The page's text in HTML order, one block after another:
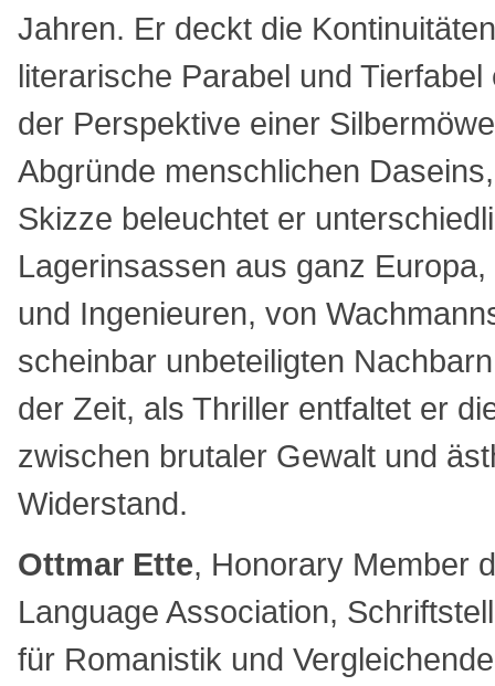
Jahren. Er deckt die
literarische Parabel und
der Perspektive einer
Abgründe menschlichen
Skizze beleuchtet er
Lagerinsassen aus ganz
und Ingenieuren, von
scheinbar unbeteiligten
der Zeit, als Thriller entfaltet er
zwischen brutaler Gewalt und
Widerstand.
Ottmar Ette, Honorary Member
Language Association,
für Romanistik und Vergleichende